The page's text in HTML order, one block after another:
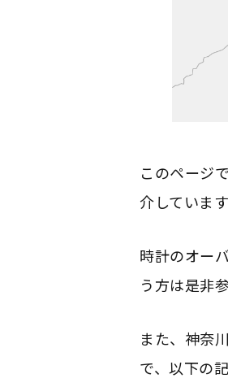
このページ
介しています
時計のオー
う方は是非
また、神奈
で、以下の